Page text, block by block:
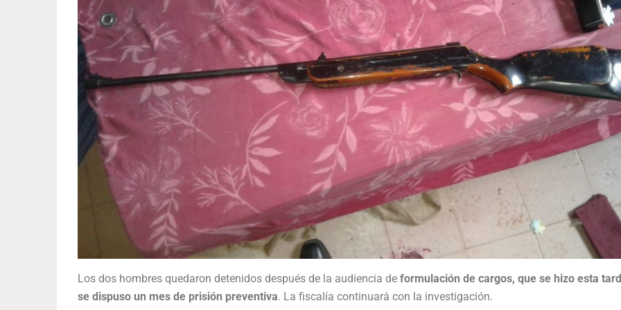
Los dos hombres quedaron detenidos después de la audiencia de formulación de cargos, que se hizo esta
se dispuso un mes de prisión preventiva. La fiscalía continuará con la investigación.